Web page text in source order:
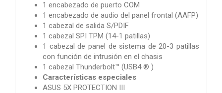
1 encabezado de puerto COM
1 encabezado de audio del panel frontal (AAFP)
1 cabezal de salida S/PDIF
1 cabezal SPI TPM (14-1 patillas)
1 cabezal de panel de sistema de 20-3 patillas
con función de intrusión en el chasis
1 cabezal Thunderbolt™ (USB4 ® )
Características especiales
ASUS 5X PROTECTION III